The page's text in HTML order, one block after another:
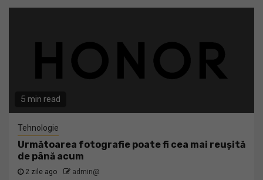
5 min read
Tehnologie
Următoarea fotografie poate fi cea mai reușită
de până acum
2 zile ago admin@